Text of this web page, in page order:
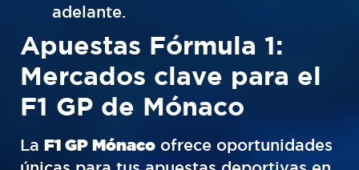
adelante.
Apuestas Fórmula 1:
Mercados clave para el
F1 GP de Mónaco
La F1 GP Mónaco ofrece oportunidades